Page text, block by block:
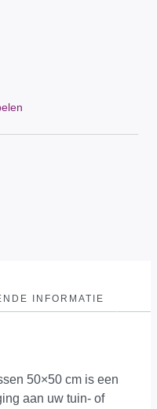
INFORMATIE
50×50 cm is een
aan uw tuin- of